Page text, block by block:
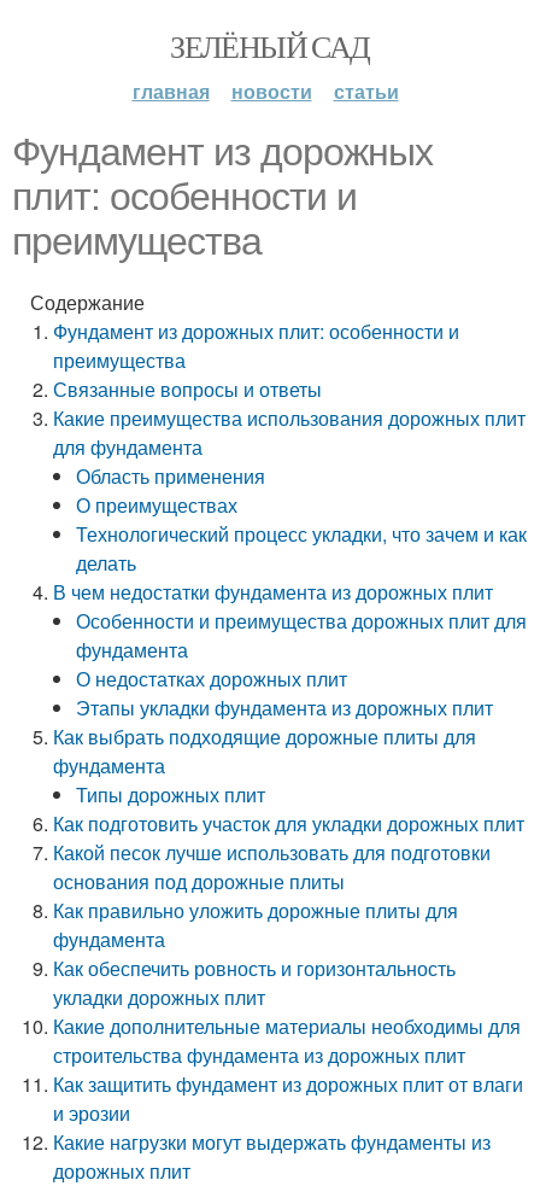
ЗЕЛЁНЫЙ САД
главная новости статьи
Фундамент из дорожных
плит: особенности и
преимущества
Содержание
Фундамент из дорожных плит: особенности и
преимущества
Связанные вопросы и ответы
Какие преимущества использования дорожных плит
для фундамента
Область применения
О преимуществах
Технологический процесс укладки, что зачем и как
делать
В чем недостатки фундамента из дорожных плит
Особенности и преимущества дорожных плит для
фундамента
О недостатках дорожных плит
Этапы укладки фундамента из дорожных плит
Как выбрать подходящие дорожные плиты для
фундамента
Типы дорожных плит
Как подготовить участок для укладки дорожных плит
Какой песок лучше использовать для подготовки
основания под дорожные плиты
Как правильно уложить дорожные плиты для
фундамента
Как обеспечить ровность и горизонтальность
укладки дорожных плит
Какие дополнительные материалы необходимы для
строительства фундамента из дорожных плит
Как защитить фундамент из дорожных плит от влаги
и эрозии
Какие нагрузки могут выдержать фундаменты из
дорожных плит